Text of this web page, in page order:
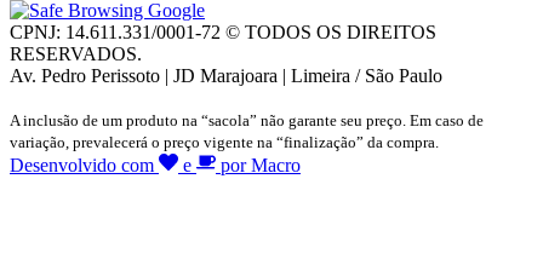
CPNJ: 14.611.331/0001-72 © TODOS OS DIREITOS
RESERVADOS.
Av. Pedro Perissoto | JD Marajoara | Limeira / São Paulo
A inclusão de um produto na “sacola” não garante seu preço. Em caso de
variação, prevalecerá o preço vigente na “finalização” da compra.
Desenvolvido com e por Macro